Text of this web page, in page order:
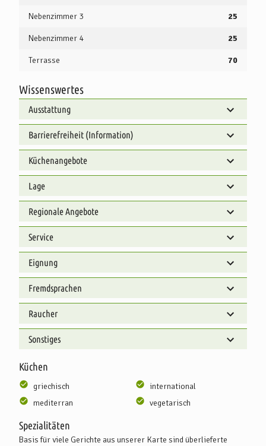
Nebenzimmer 3 25
Nebenzimmer 4 25
Terrasse 70
Spezialitäten
Basis für viele Gerichte aus unserer Karte sind überlieferte
Wissenswertes
Ausstattung
Barrierefreiheit (Information)
Küchenangebote
Lage
Regionale Angebote
Service
Eignung
Fremdsprachen
Raucher
Sonstiges
Küchen
griechisch
international
mediterran
vegetarisch